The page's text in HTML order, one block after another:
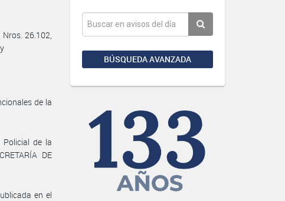
BÚSQUEDA AVANZADA
Nros. 26.102,
de la
Policial de la
DE
en el